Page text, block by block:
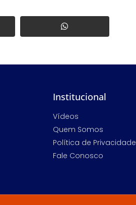
Institucional
Vídeos
Quem Somos
Política de Privacidade
Fale Conosco